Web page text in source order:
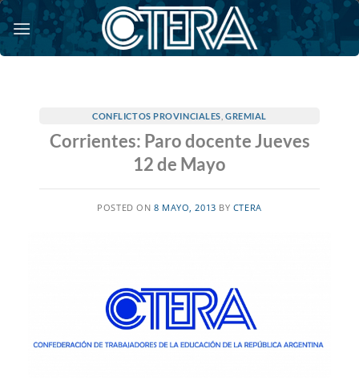
Saltar
al
contenido
CONFLICTOS PROVINCIALES ,GREMIAL
Corrientes: Paro docente Jueves
12 de Mayo
POSTED ON 8 MAYO, 2013 BY CTERA